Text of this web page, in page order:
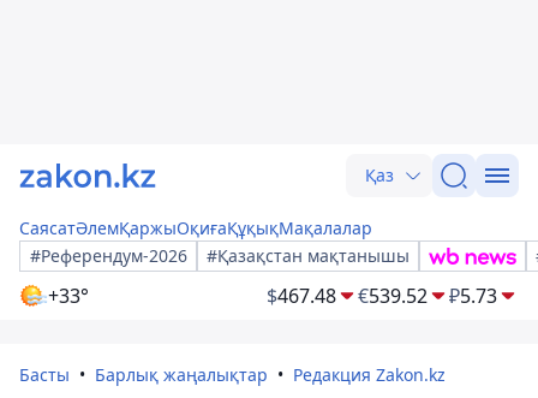
Қаз
СаясатӘлемҚаржыОқиғаҚұқықМақалалар
#Референдум-2026
#Қазақстан мақтанышы
+33° $467.48 €539.52 ₽5.73
Басты Барлық жаңалықтар Редакция Zakon.kz